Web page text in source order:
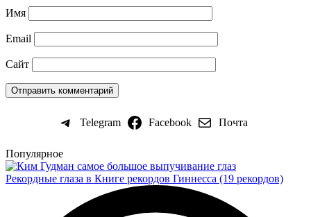
Имя
Email
Сайт
Telegram Facebook Почта
Популярное
Рекордные глаза в Книге рекордов Гиннесса (19 рекордов)